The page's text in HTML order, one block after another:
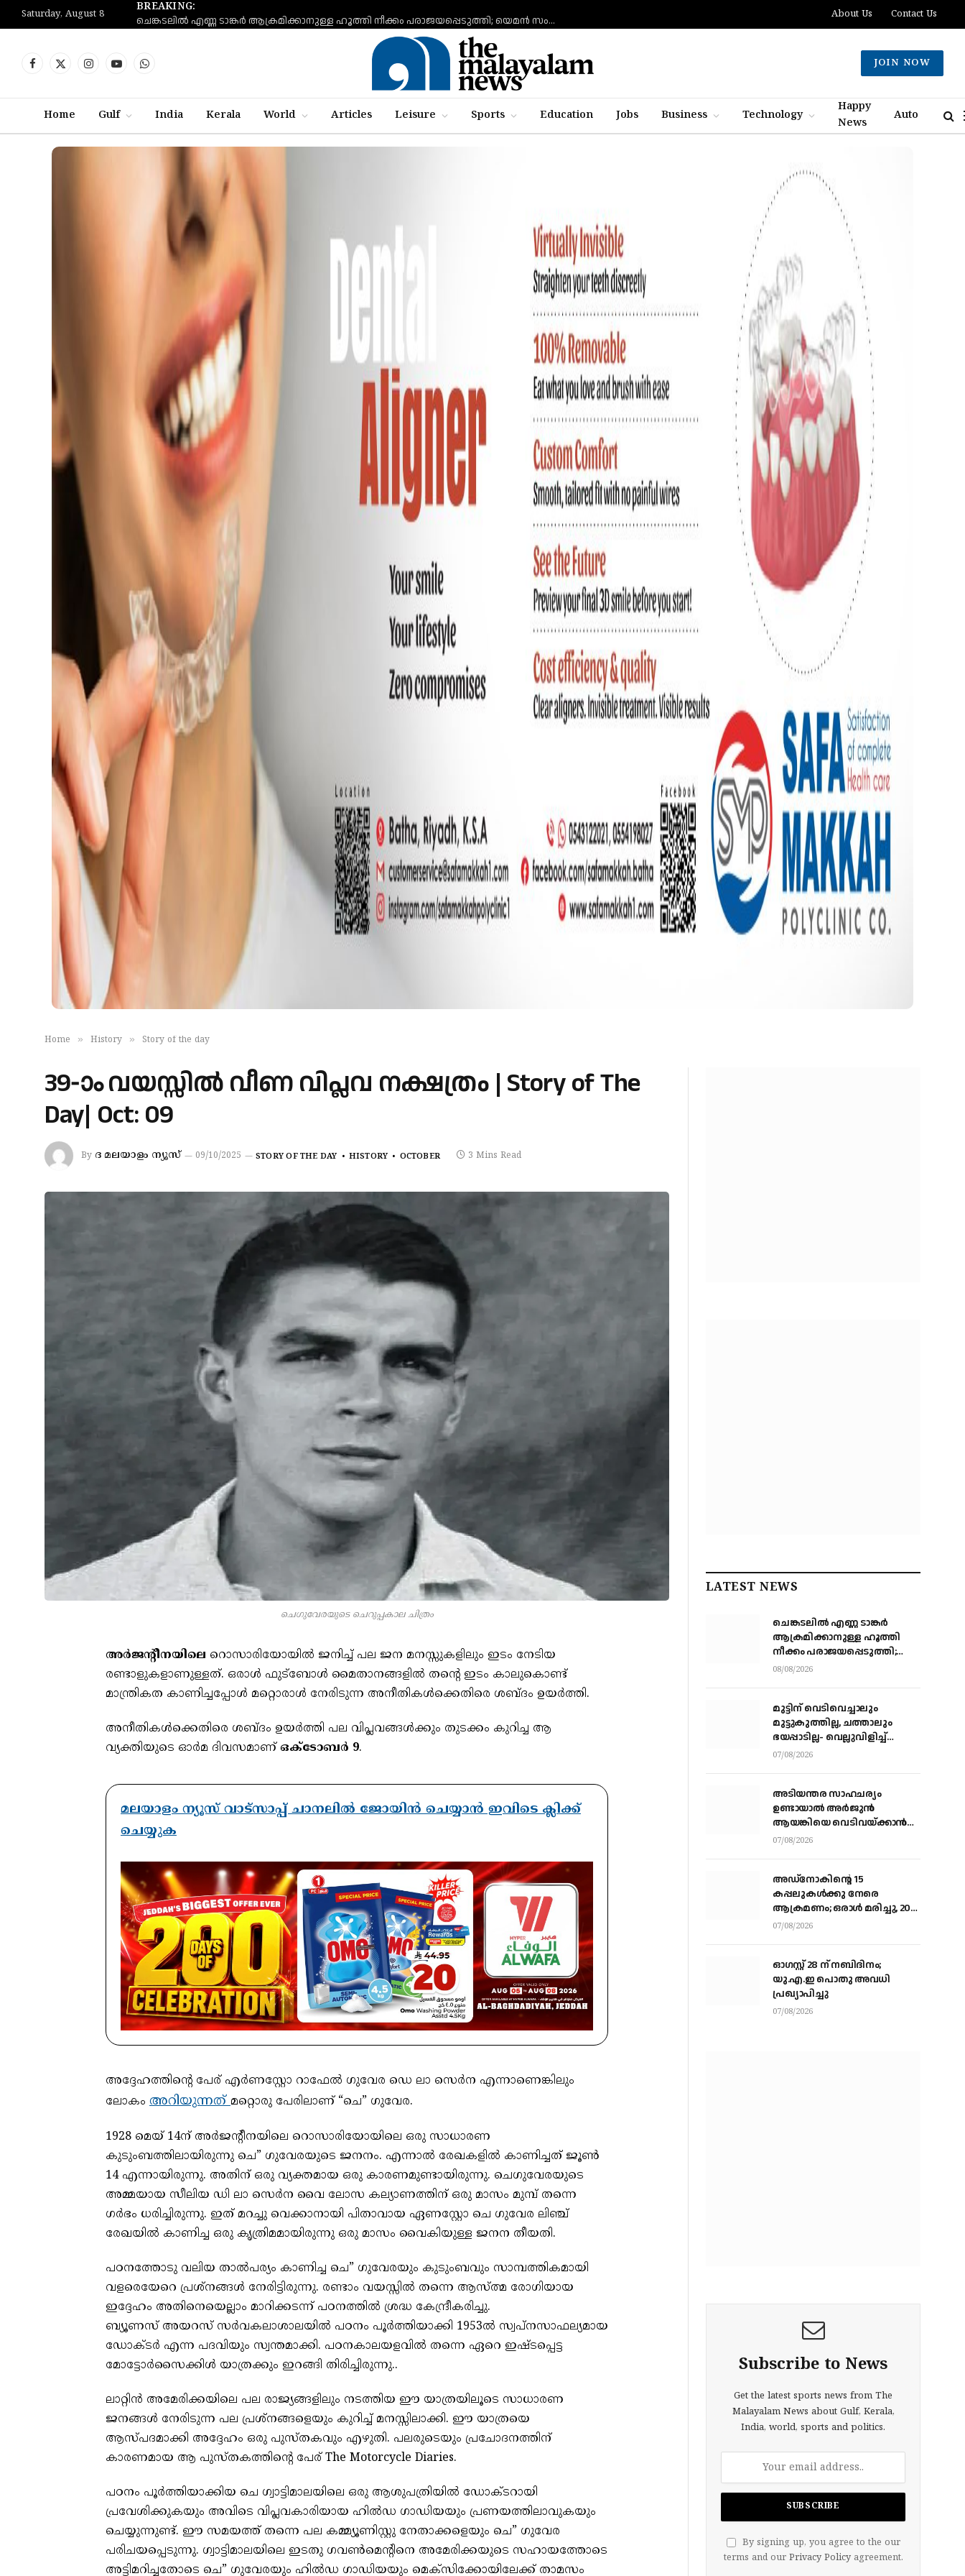
Saturday, August 8
BREAKING:
ചെങ്കടലില്‍ എണ്ണ ടാങ്കര്‍ ആക്രമിക്കാനുള്ള ഹൂത്തി നീക്കം പരാജയപ്പെടുത്തി; യെമൻ സംഘർഷത്തിലേക്ക് നീങ്ങുന്നുവെന്ന് യു.എൻ മുന്നറിയിപ്പ് About Us Contact Us
Facebook
X
InstagramYouTubeWhatsApp
JOIN NOW
Home Gulf India Kerala World Articles Leisure Sports Education Jobs Business Technology
Happy
News
Auto
Home » History » Story of the day
39-ാം വയസ്സിൽ വീണ വിപ്ലവ നക്ഷത്രം | Story of The
Day| Oct: 09
By ദ മലയാളം ന്യൂസ് 09/10/2025 STORY OF THE DAY HISTORY OCTOBER 3 Mins Read
ചെഗുവേരയുടെ ചെറുപ്പകാല ചിത്രം
അർജന്റീനയിലെ റൊസാരിയോയിൽ ജനിച്ച് പല ജന മനസ്സുകളിലും ഇടം നേടിയ
രണ്ടാളുകളാണുള്ളത്. ഒരാൾ ഫുട്ബോൾ മൈതാനങ്ങളിൽ തന്റെ ഇടം കാലുകൊണ്ട്
മാന്ത്രികത കാണിച്ചപ്പോൾ മറ്റൊരാൾ നേരിടുന്ന അനീതികൾക്കെതിരെ ശബ്ദം ഉയർത്തി.
അനീതികൾക്കെതിരെ ശബ്ദം ഉയർത്തി പല വിപ്ലവങ്ങൾക്കും തുടക്കം കുറിച്ച ആ
വ്യക്തിയുടെ ഓർമ ദിവസമാണ് ഒക്ടോബർ 9.
മലയാളം ന്യൂസ് വാട്സാപ്പ് ചാനലിൽ ജോയിൻ ചെയ്യാൻ ഇവിടെ ക്ലിക്ക്
ചെയ്യുക
അദ്ദേഹത്തിന്റെ പേര് എർണസ്റ്റോ റാഫേൽ ഗുവേര ഡെ ലാ സെർന എന്നാണെങ്കിലും
ലോകം അറിയുന്നത്മറ്റൊരു പേരിലാണ് “ചെ” ഗുവേര.
1928 മെയ് 14ന് അർജന്റീനയിലെ റൊസാരിയോയിലെ ഒരു സാധാരണ
കുടുംബത്തിലായിരുന്നു ചെ” ഗുവേരയുടെ ജനനം. എന്നാൽ രേഖകളിൽ കാണിച്ചത് ജൂൺ
14 എന്നായിരുന്നു. അതിന് ഒരു വ്യക്തമായ ഒരു കാരണമുണ്ടായിരുന്നു. ചെഗുവേരയുടെ
അമ്മയായ സീലിയ ഡി ലാ സെർന വൈ ലോസ കല്യാണത്തിന് ഒരു മാസം മുമ്പ് തന്നെ
ഗർഭം ധരിച്ചിരുന്നു. ഇത് മറച്ചു വെക്കാനായി പിതാവായ ഏണസ്റ്റോ ചെ ഗുവേര ലിഞ്ച്
രേഖയിൽ കാണിച്ച ഒരു കൃത്രിമമായിരുന്നു ഒരു മാസം വൈകിയുള്ള ജനന തീയതി.
പഠനത്തോടു വലിയ താൽപര്യം കാണിച്ച ചെ” ഗുവേരയും കുടുംബവും സാമ്പത്തികമായി
വളരെയേറെ പ്രശ്നങ്ങൾ നേരിട്ടിരുന്നു. രണ്ടാം വയസ്സിൽ തന്നെ ആസ്ത്മ രോഗിയായ
ഇദ്ദേഹം അതിനെയെല്ലാം മാറിക്കടന്ന് പഠനത്തിൽ ശ്രദ്ധ കേന്ദ്രീകരിച്ചു.
ബ്യൂണസ് അയറസ് സർവകലാശാലയിൽ പഠനം പൂർത്തിയാക്കി 1953ൽ സ്വപ്നസാഫല്യമായ
ഡോക്ടർ എന്ന പദവിയും സ്വന്തമാക്കി. പഠനകാലയളവിൽ തന്നെ ഏറെ ഇഷ്ടപ്പെട്ട
മോട്ടോർസൈക്കിൾ യാത്രക്കും ഇറങ്ങി തിരിച്ചിരുന്നു..
ലാറ്റിൻ അമേരിക്കയിലെ പല രാജ്യങ്ങളിലും നടത്തിയ ഈ യാത്രയിലൂടെ സാധാരണ
ജനങ്ങൾ നേരിടുന്ന പല പ്രശ്നങ്ങളെയും കുറിച്ച് മനസ്സിലാക്കി. ഈ യാത്രയെ
ആസ്പദമാക്കി അദ്ദേഹം ഒരു പുസ്തകവും എഴുതി. പലരുടെയും പ്രചോദനത്തിന്
കാരണമായ ആ പുസ്തകത്തിന്റെ പേര് The Motorcycle Diaries.
പഠനം പൂർത്തിയാക്കിയ ചെ ഗ്വാട്ടിമാലയിലെ ഒരു ആശുപത്രിയിൽ ഡോക്ടറായി
പ്രവേശിക്കുകയും അവിടെ വിപ്ലവകാരിയായ ഹിൽഡ ഗാഡിയയും പ്രണയത്തിലാവുകയും
ചെയ്യുന്നുണ്ട്. ഈ സമയത്ത് തന്നെ പല കമ്മ്യൂണിസ്റ്റു നേതാക്കളെയും ചെ” ഗുവേര
പരിചയപ്പെടുന്നു. ഗ്വാട്ടിമാലയിലെ ഇടതു ഗവൺമെന്റിനെ അമേരിക്കയുടെ സഹായത്തോടെ
അട്ടിമറിച്ചതോടെ ചെ” ഗുവേരയും ഹിൽഡ ഗാഡിയയും മെക്സിക്കോയിലേക്ക് താമസം
LATEST NEWS
ചെങ്കടലില്‍ എണ്ണ ടാങ്കര്‍
ആക്രമിക്കാനുള്ള ഹൂത്തി
നീക്കം പരാജയപ്പെടുത്തി;
യെമൻ സംഘർഷത്തിലേക്ക്
08/08/2026
മുട്ടിന് വെടിവെച്ചാലും
മുട്ടുകുത്തില്ല, ചത്താലും
ഭയപ്പാടില്ല- വെല്ലുവിളിച്ച്
വീണ്ടും അർജ്ജുൻ ആയങ്കി
07/08/2026
അടിയന്തര സാഹചര്യം
ഉണ്ടായാല്‍ അര്‍ജുന്‍
ആയങ്കിയെ വെടിവയ്ക്കാന്‍
നിര്‍ദേശം
07/08/2026
അഡ്നോകിന്റെ 15
കപ്പലുകള്‍ക്കു നേരെ
ആക്രമണം; ഒരാള്‍ മരിച്ചു, 20
പേര്‍ക്ക് പരിക്ക്
07/08/2026
ഓഗസ്റ്റ് 28 ന് നബിദിനം;
യു.എ.ഇ പൊതു അവധി
പ്രഖ്യാപിച്ചു
07/08/2026
Subscribe to News
Get the latest sports news from The
Malayalam News about Gulf, Kerala,
India, world, sports and politics.
By signing up, you agree to the our
terms and our Privacy Policyagreement.